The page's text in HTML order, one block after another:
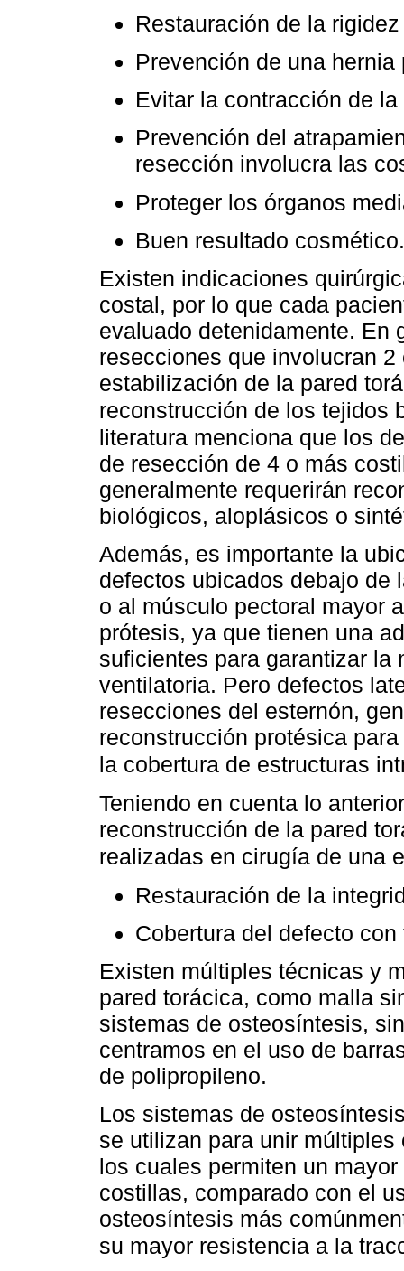
Restauración de la
Prevención de una hernia
Evitar la contracción de
Prevención del
resección involucra las
Proteger los órganos
Buen resultado cosmético.
Existen indicaciones
costal, por lo que cada
evaluado detenidamente. En
resecciones que involucran
estabilización de la pared
reconstrucción de los tejidos
literatura menciona que los
de resección de 4 o más
generalmente requerirán
biológicos, aloplásicos o
Además, es importante la
defectos ubicados debajo de
o al músculo pectoral mayor
prótesis, ya que tienen una
suficientes para garantizar
ventilatoria. Pero defectos
resecciones del esternón,
reconstrucción protésica
la cobertura de estructuras
Teniendo en cuenta lo
reconstrucción de la pared
realizadas en cirugía de una
Restauración de la
Cobertura del defecto
Existen múltiples técnicas y
pared torácica, como malla
sistemas de osteosíntesis,
centramos en el uso de
de polipropileno.
Los sistemas de
se utilizan para unir
los cuales permiten un
costillas, comparado con el
osteosíntesis más
su mayor resistencia a la